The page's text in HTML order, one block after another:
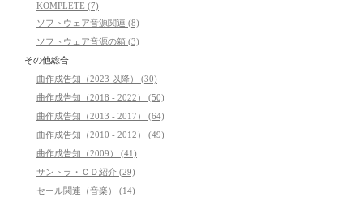
KOMPLETE (7)
ソフトウェア音源関連 (8)
ソフトウェア音源の箱 (3)
その他総合
曲作成告知（2023 以降） (30)
曲作成告知（2018 - 2022） (50)
曲作成告知（2013 - 2017） (64)
曲作成告知（2010 - 2012） (49)
曲作成告知（2009） (41)
サントラ・ＣＤ紹介 (29)
セール関連（音楽） (14)